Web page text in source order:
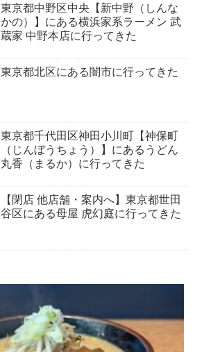
東京都中野区中央【新中野（しんな
かの）】にある横浜家系ラーメン 武
蔵家 中野本店に行ってきた
東京都北区にある闇市に行ってきた
東京都千代田区神田小川町【神保町
（じんぼうちょう）】にあるうどん
丸香（まるか）に行ってきた
【閉店 他店舗・案内へ】東京都世田
谷区にある母屋 虎幻庭に行ってきた